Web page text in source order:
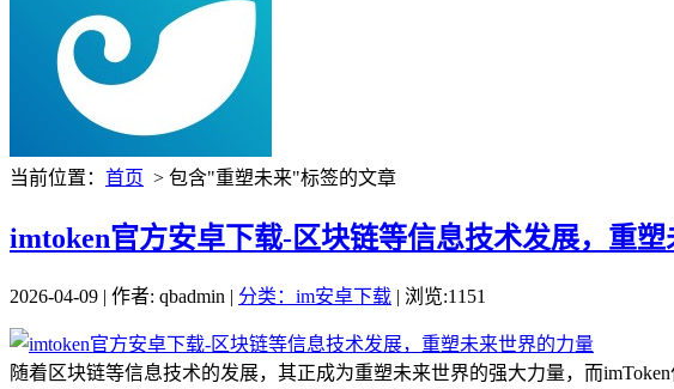
当前位置： 首页 > 包含"重塑未来"标签的文章
imtoken官方安卓下载-区块链等信息技术发展，重
2026-04-09 | 作者: qbadmin | 分类：im安卓下载 | 浏览:1151
随着区块链等信息技术的发展，其正成为重塑未来世界的强大力量，而